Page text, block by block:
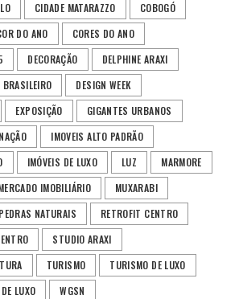
CIDADE MATARAZZO
COBOGÓ
DO ANO
CORES DO ANO
DECORAÇÃO
DELPHINE ARAXI
BRASILEIRO
DESIGN WEEK
EXPOSIÇÃO
GIGANTES URBANOS
IMOVEIS ALTO PADRÃO
IMÓVEIS DE LUXO LUZ
MARMORE
IMOBILIÁRIO
MUXARABI
PEDRAS NATURAIS
RETROFIT CENTRO
STUDIO ARAXI
TURISMO
TURISMO DE LUXO
LUXO WGSN